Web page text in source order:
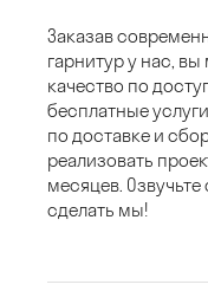
Заказав
гарнитур у нас,
качество по
бесплатные
по доставке и
реализовать
месяцев.
сделать мы!